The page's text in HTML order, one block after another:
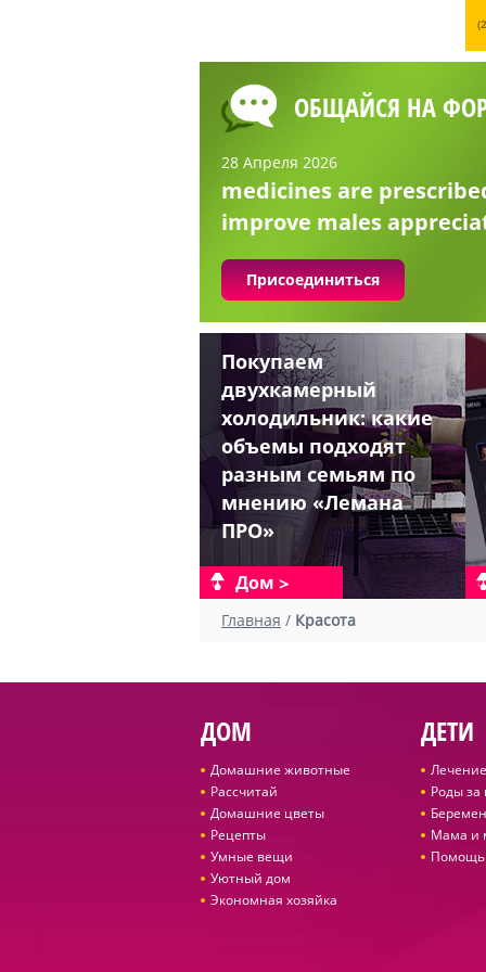
ОБЩАЙСЯ НА
28 Апреля 2026
medicines are
improve males
Присоединиться
Покупаем
двухкамерный
холодильник: какие
объемы подходят
разным семьям по
мнению «Лемана
ПРО»
Дом
Главная / Красота
ДОМ
Домашние животные
Рассчитай
Домашние цветы
Рецепты
Умные вещи
Уютный дом
Экономная хозяйка
ДЕТИ
Роды за
Мама и
Помощь